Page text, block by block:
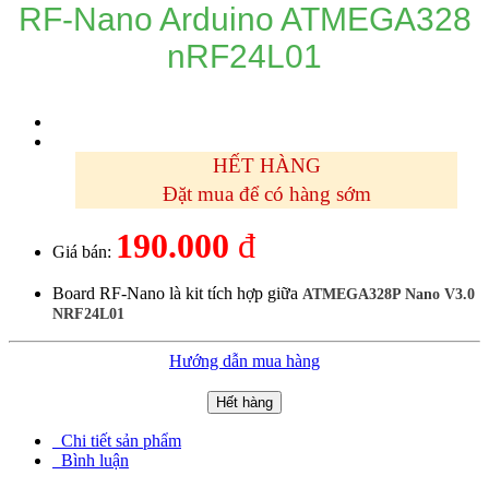
RF-Nano Arduino ATMEGA328
nRF24L01
HẾT HÀNG
Đặt mua để có hàng sớm
Giá bán: 190.000 đ
Board RF-Nano là kit tích hợp giữa ATMEGA328P Nano V3.0
NRF24L01
Hướng dẫn mua hàng
Hết hàng
Chi tiết sản phẩm
Bình luận